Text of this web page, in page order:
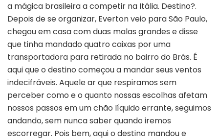
a mágica brasileira a competir na Itália. Destino?.
Depois de se organizar, Everton veio para São Paulo,
chegou em casa com duas malas grandes e disse
que tinha mandado quatro caixas por uma
transportadora para retirada no bairro do Brás. É
aqui que o destino começou a mandar seus ventos
indecifráveis. Aquele ar que respiramos sem
perceber como e o quanto nossas escolhas afetam
nossos passos em um chão líquido errante, seguimos
andando, sem nunca saber quando iremos
escorregar. Pois bem, aqui o destino mandou e